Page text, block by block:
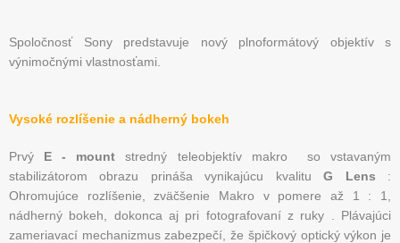
Spoločnosť Sony predstavuje nový plnoformátový objektív s
výnimočnými vlastnosťami.
Vysoké rozlíšenie a nádherný bokeh
Prvý E - mountstredný teleobjektív makro so vstavaným
stabilizátorom obrazu prináša vynikajúcu kvalituG Lens :
Ohromujúce rozlíšenie, zväčšenie Makro v pomere až 1 : 1,
nádherný bokeh, dokonca aj pri fotografovaní z ruky . Plávajúci
zameriavací mechanizmus zabezpečí, že špičkový optický výkon je